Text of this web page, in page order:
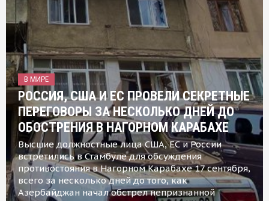
В МИРЕ
РОССИЯ, США И ЕС ПРОВЕЛИ СЕКРЕТНЫЕ
ПЕРЕГОВОРЫ ЗА НЕСКОЛЬКО ДНЕЙ ДО
ОБОСТРЕНИЯ В НАГОРНОМ КАРАБАХЕ
Высшие должностные лица США, ЕС и России
встретились в Стамбуле для обсуждения
противостояния в Нагорном Карабахе 17 сентября,
всего за несколько дней до того, как
Азербайджан начал обстрел непризнанной